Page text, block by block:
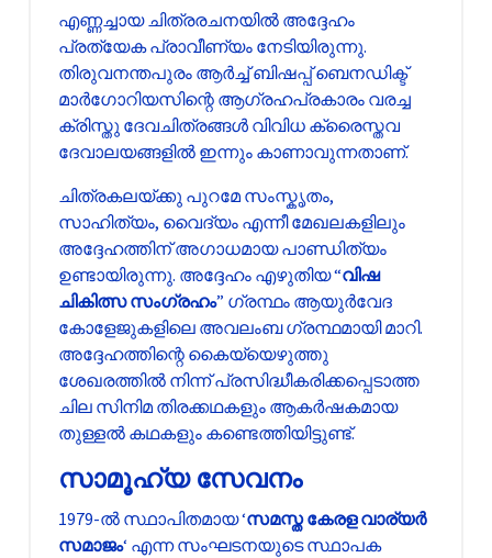
എണ്ണച്ചായ ചിത്രരചനയിൽ അദ്ദേഹം
പ്രത്യേക പ്രാവീണ്യം നേടിയിരുന്നു.
തിരുവനന്തപുരം ആർച്ച് ബിഷപ്പ് ബെനഡിക്ട്
മാർഗോറിയസിന്റെ ആഗ്രഹപ്രകാരം വരച്ച
ക്രിസ്തു ദേവചിത്രങ്ങൾ വിവിധ ക്രൈസ്തവ
ദേവാലയങ്ങളിൽ ഇന്നും കാണാവുന്നതാണ്.
ചിത്രകലയ്ക്കു പുറമേ സംസ്കൃതം,
സാഹിത്യം, വൈദ്യം എന്നീ മേഖലകളിലും
അദ്ദേഹത്തിന് അഗാധമായ പാണ്ഡിത്യം
ഉണ്ടായിരുന്നു. അദ്ദേഹം എഴുതിയ “വിഷ
ചികിത്സ സംഗ്രഹം” ഗ്രന്ഥം ആയുർവേദ
കോളേജുകളിലെ അവലംബ ഗ്രന്ഥമായി മാറി.
അദ്ദേഹത്തിന്റെ കൈയ്യെഴുത്തു
ശേഖരത്തിൽ നിന്ന് പ്രസിദ്ധീകരിക്കപ്പെടാത്ത
ചില സിനിമ തിരക്കഥകളും ആകർഷകമായ
തുള്ളൽ കഥകളും കണ്ടെത്തിയിട്ടുണ്ട്.
സാമൂഹ്യ സേവനം
1979-ൽ സ്ഥാപിതമായ ‘സമസ്ത കേരള വാര്യർ
സമാജം‘ എന്ന സംഘടനയുടെ സ്ഥാപക